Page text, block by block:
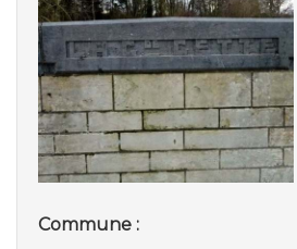
Commune :